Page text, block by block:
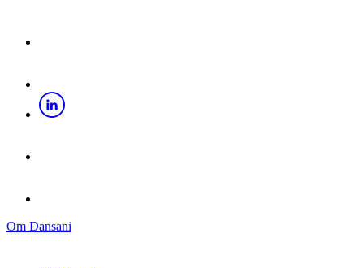
Om Dansani